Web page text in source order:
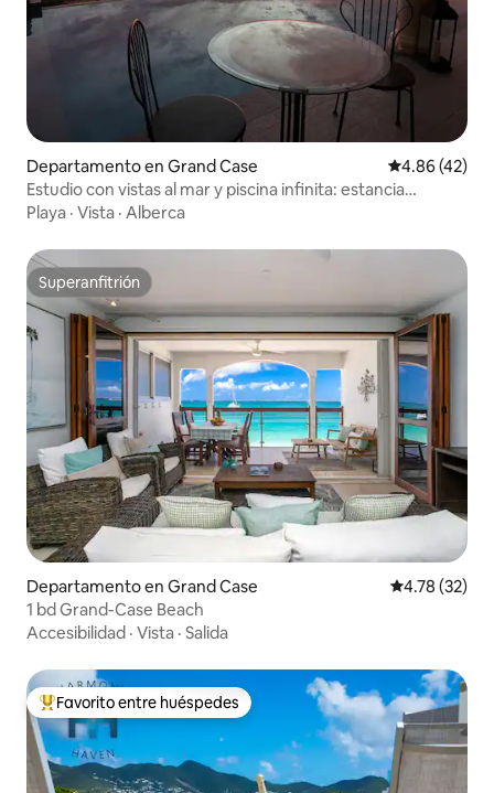
Departamento en Grand Case Calificación
4.86 (42)
Estudio con vistas al mar y piscina infinita: estancia
romántica
Playa · Vista · Alberca
Superanfitrión
Superanfitrión
Departamento en Grand Case Calificación
4.78 (32)
1 bd Grand-Case Beach
Accesibilidad · Vista · Salida
De los mejores en Favorito entre huéspedes
Favorito entre huéspedes